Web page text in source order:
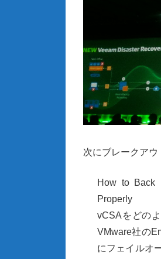
次にブレークアウ
How to Back
Properly
vCSA をどの
VMware社の
にフェイルオ